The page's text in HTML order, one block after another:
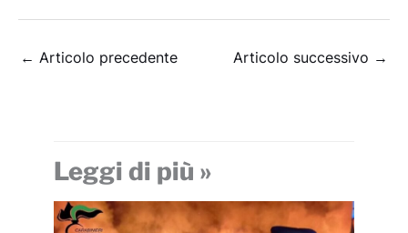
← Articolo precedente Articolo successivo →
Leggi di più »